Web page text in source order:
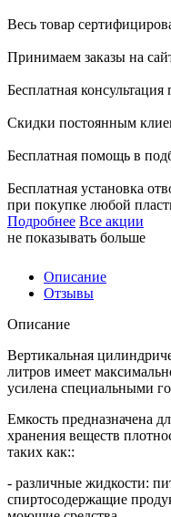
Весь товар
Принимаем заказы на
Бесплатная
Скидки постоянным
Бесплатная помощь в
Бесплатная установка
при покупке любой
Подробнее Все акции
не показывать больше
Описание
Отзывы
Описание
Вертикальная
литров имеет
усилена специальными
Емкость предназначена
хранения веществ
таких как::
- различные жидкости:
спиртосодержащие